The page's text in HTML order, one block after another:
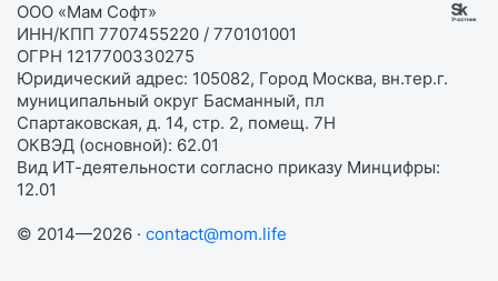
ООО «Мам Софт»
ИНН/КПП 7707455220 / 770101001
ОГРН 1217700330275
Юридический адрес: 105082, Город Москва, вн.тер.г.
муниципальный округ Басманный, пл
Спартаковская, д. 14, стр. 2, помещ. 7Н
ОКВЭД (основной): 62.01
Вид ИТ-деятельности согласно приказу Минцифры:
12.01
© 2014—2026 · contact@mom.life